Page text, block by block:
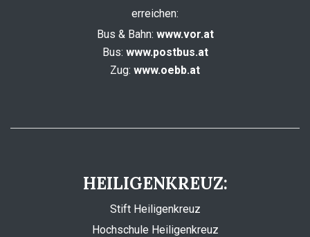
erreichen:
Bus & Bahn: www.vor.at
Bus: www.postbus.at
Zug: www.oebb.at
HEILIGENKREUZ:
Stift Heiligenkreuz
Hochschule Heiligenkreuz